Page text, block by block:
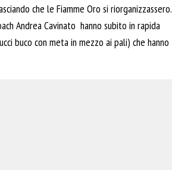
che le Fiamme Oro si riorganizzassero.
Andrea Cavinato hanno subito in rapida
buco con meta in mezzo ai pali) che hanno